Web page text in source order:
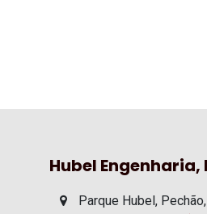
Hubel Engenharia,
Parque Hubel,